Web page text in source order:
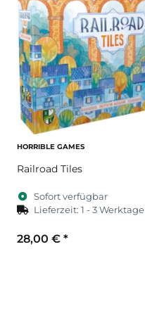
HORRIBLE GAMES
Railroad Tiles
Sofort verfügbar
Lieferzeit:1 - 3 Werktage
28,00 € *